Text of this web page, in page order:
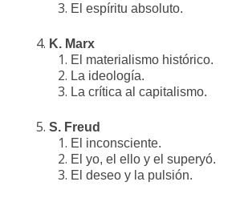
El espíritu absoluto.
K. Marx
El materialismo histórico.
La ideología.
La crítica al capitalismo.
S. Freud
El inconsciente.
El yo, el ello y el superyó.
El deseo y la pulsión.